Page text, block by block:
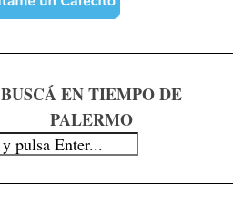
BUSCÁ EN TIEMPO DE
PALERMO